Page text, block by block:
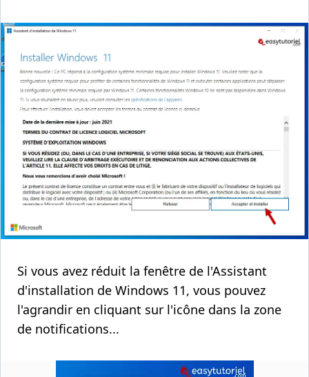
Si vous avez réduit la fenêtre de l'Assistant
d'installation de Windows 11, vous pouvez
l'agrandir en cliquant sur l'icône dans la zone
de notifications...